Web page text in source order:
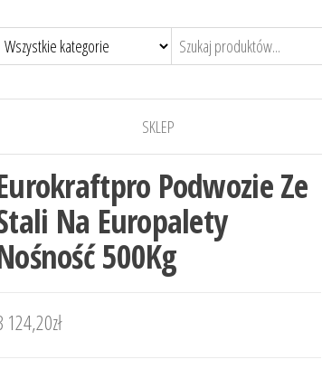
SKLEP
Podwozie Ze
Na Europalety
500Kg
124,20zł